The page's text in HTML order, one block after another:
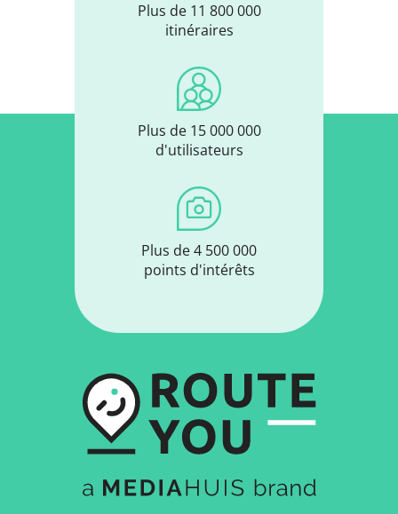
Plus de 11 800 000
itinéraires
Plus de 15 000 000
d'utilisateurs
Plus de 4 500 000
points d'intérêts